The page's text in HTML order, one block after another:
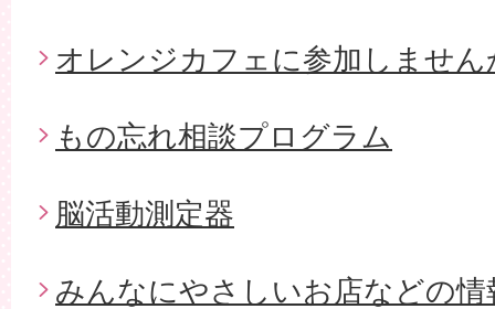
オレンジカフェに参加しません
もの忘れ相談プログラム
脳活動測定器
みんなにやさしいお店などの